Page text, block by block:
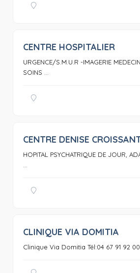
CENTRE HOSPITALIER
URGENCE/S.M.U.R -IMAGERIE
SOINS ...
CENTRE DENISE
HOPITAL PSYCHATRIQUE DE JOUR,
CLINIQUE VIA DOMITIA
Clinique Via Domitia Tél:04 67 91 92 00